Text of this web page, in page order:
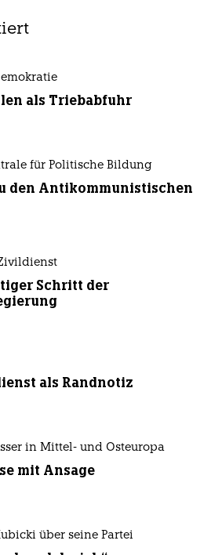
als Triebabfuhr
für Politische Bildung
den Antikommunistischen
Schritt der
als Randnotiz
in Mittel- und Osteuropa
mit Ansage
über seine Partei